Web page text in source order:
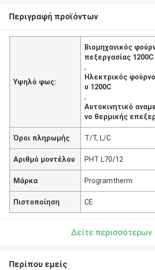
Περιγραφή προϊόντων
Υψηλό φως:
Βιομηχανικός
πεξεργασίας 1200C
,
Ηλεκτρικός
υ 1200C
,
Αυτοκινητικό
νο θερμικής
Όροι πληρωμής T/T, L/C
Αριθμό μοντέλου PHT L70/12
Μάρκα Programtherm
Πιστοποίηση CE
Δείτε περισσότερων
Περίπου εμείς